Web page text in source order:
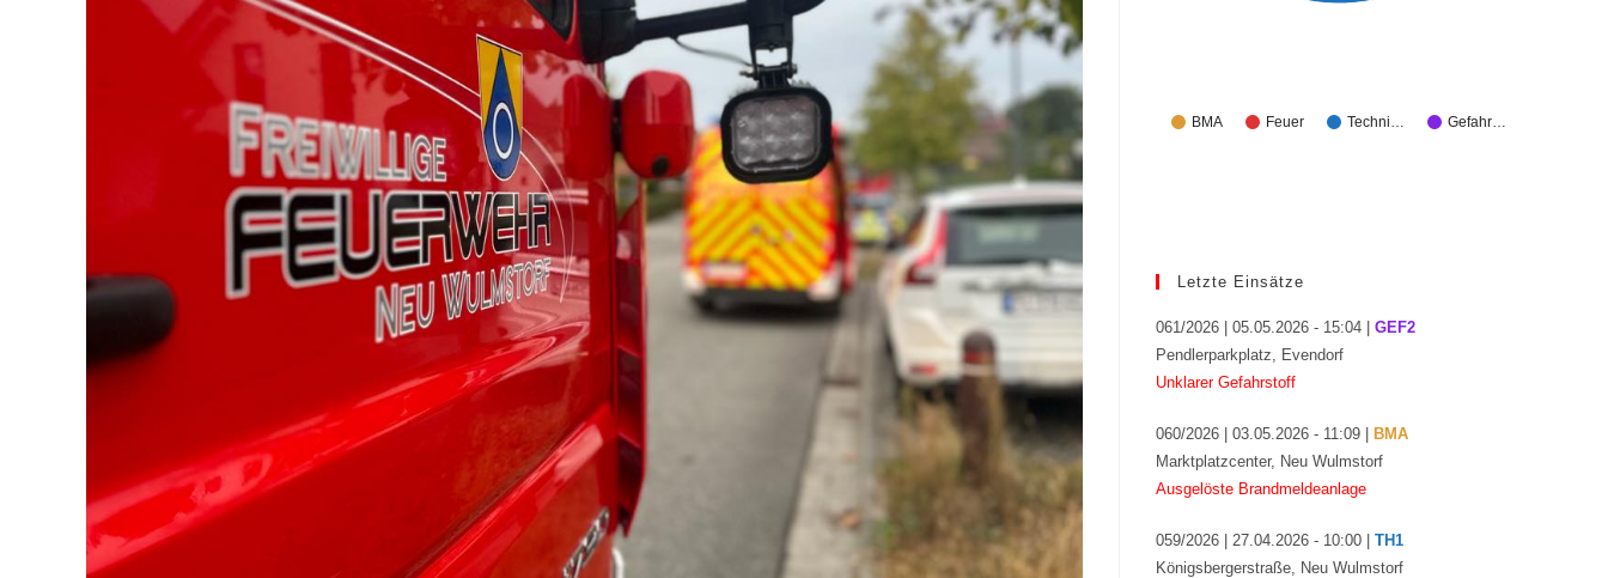
BMA Feuer Techni… Gefahr…
Letzte Einsätze
061/2026 | 05.05.2026 - 15:04 | GEF2
Pendlerparkplatz, Evendorf
Unklarer Gefahrstoff
060/2026 | 03.05.2026 - 11:09 |
BMA
Marktplatzcenter, Neu Wulmstorf
Ausgelöste Brandmeldeanlage
059/2026 | 27.04.2026 - 10:00 | TH1
Königsbergerstraße, Neu Wulmstorf